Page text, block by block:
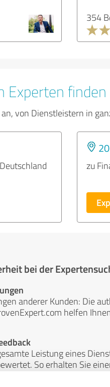
354
Experten
von Dienstleistern in
zu
bei der
anderer Kunden: Die
helfen
Leistung eines
So erhalten Sie